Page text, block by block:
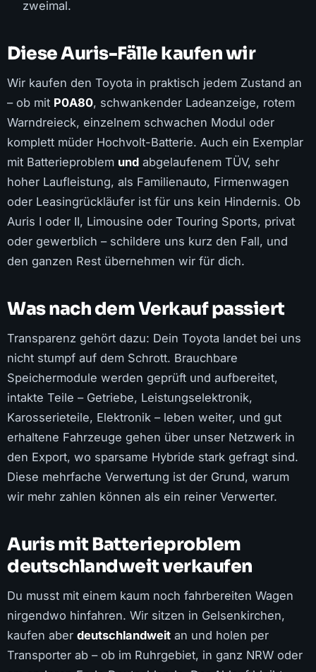
zweimal.
Diese Auris-Fälle kaufen wir
Wir kaufen den Toyota in praktisch jedem Zustand an
– ob mit P0A80, schwankender Ladeanzeige, rotem
Warndreieck, einzelnem schwachen Modul oder
komplett müder Hochvolt-Batterie. Auch ein Exemplar
mit Batterieproblem und abgelaufenem TÜV, sehr
hoher Laufleistung, als Familienauto, Firmenwagen
oder Leasingrückläufer ist für uns kein Hindernis. Ob
Auris I oder II, Limousine oder Touring Sports, privat
oder gewerblich – schildere uns kurz den Fall, und
den ganzen Rest übernehmen wir für dich.
Was nach dem Verkauf passiert
Transparenz gehört dazu: Dein Toyota landet bei uns
nicht stumpf auf dem Schrott. Brauchbare
Speichermodule werden geprüft und aufbereitet,
intakte Teile – Getriebe, Leistungselektronik,
Karosserieteile, Elektronik – leben weiter, und gut
erhaltene Fahrzeuge gehen über unser Netzwerk in
den Export, wo sparsame Hybride stark gefragt sind.
Diese mehrfache Verwertung ist der Grund, warum
wir mehr zahlen können als ein reiner Verwerter.
Auris mit Batterieproblem
deutschlandweit verkaufen
Du musst mit einem kaum noch fahrbereiten Wagen
nirgendwo hinfahren. Wir sitzen in Gelsenkirchen,
kaufen aber deutschlandweit an und holen per
Transporter ab – ob im Ruhrgebiet, in ganz NRW oder